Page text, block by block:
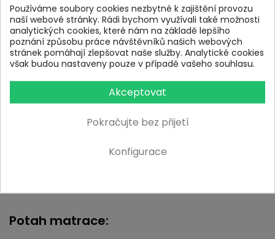
Potah matrace:
Používáme soubory cookies nezbytné k zajištění provozu
naší webové stránky. Rádi bychom využívali také možnosti
analytických cookies, které nám na základě lepšího
poznání způsobu práce návštěvníků našich webových
stránek pomáhají zlepšovat naše služby. Analytické cookies
však budou nastaveny pouze v případě vašeho souhlasu.
Akceptovat
Pokračujte bez přijetí
Konfigurace